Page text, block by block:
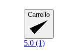
Carrello
5.0 (1)